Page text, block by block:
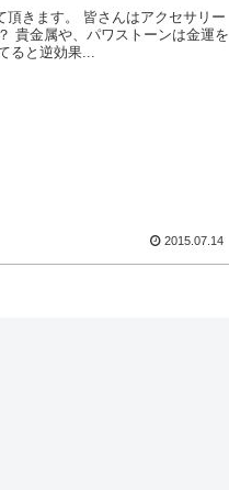
頂きます。 皆さんはアクセサリー
貴金属や、パワストーンは金運を
ると逆効果...
2015.07.14